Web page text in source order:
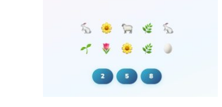
¿Cuántos elementos hay?